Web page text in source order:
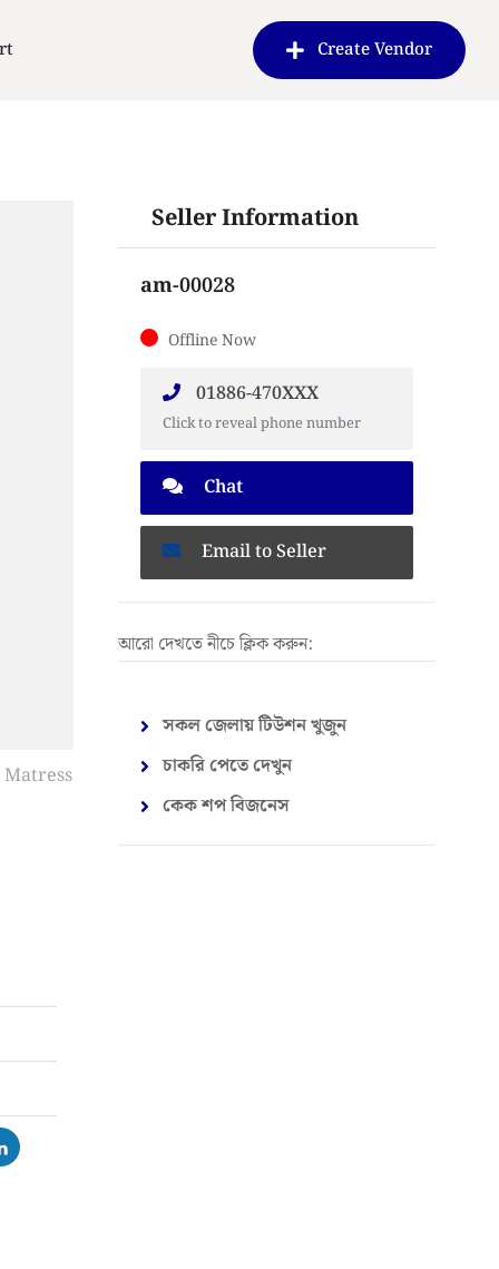
Create Vendor
Seller Information
am-00028
Offline Now
01886-470XXX
Click to reveal phone number
Chat
Email to Seller
আরো দেখতে নীচে ক্লিক করুন:
সকল জেলায় টিউশন খুজুন
চাকরি পেতে দেখুন
কেক শপ বিজনেস